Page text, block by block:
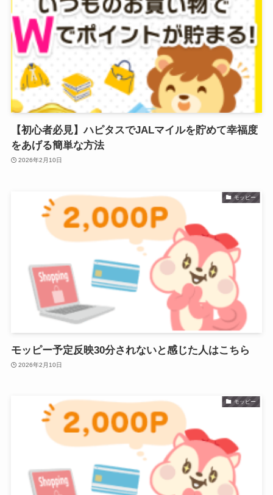
【初心者必見】ハピタスでJALマイルを貯めて幸福度
をあげる簡単な方法
2026年2月10日
モッピー
モッピー予定反映30分されないと感じた人はこちら
2026年2月10日
モッピー